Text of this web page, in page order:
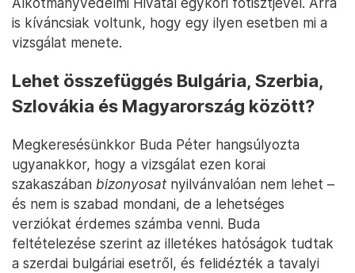
is kíváncsiak voltunk, hogy egy ilyen esetben mi a
vizsgálat menete.
Lehet összefüggés Bulgária, Szerbia,
Szlovákia és Magyarország között?
Megkeresésünkkor Buda Péter hangsúlyozta
ugyanakkor, hogy a vizsgálat ezen korai
szakaszában bizonyosat nyilvánvalóan nem lehet –
és nem is szabad mondani, de a lehetséges
verziókat érdemes számba venni. Buda
feltételezése szerint az illetékes hatóságok tudtak
a szerdai bulgáriai esetről, és felidézték a tavalyi